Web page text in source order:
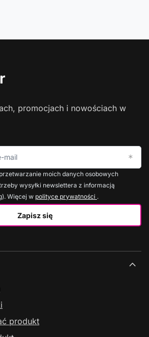
promocjach i nowościach w
mail
Zapisz się
moich danych osobowych
wysyłki newslettera z informacją
Więcej w polityce prywatności .
produkt